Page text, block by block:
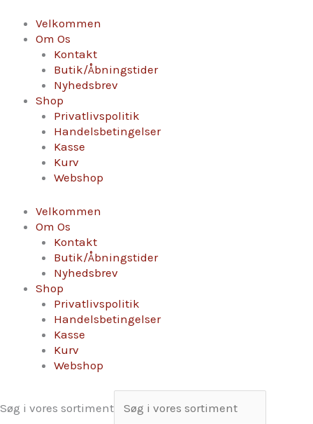
indholdet
Velkommen
Om Os
Kontakt
Butik/Åbningstider
Nyhedsbrev
Shop
Privatlivspolitik
Handelsbetingelser
Kasse
Kurv
Webshop
Velkommen
Om Os
Kontakt
Butik/Åbningstider
Nyhedsbrev
Shop
Privatlivspolitik
Handelsbetingelser
Kasse
Kurv
Webshop
Søg i vores sortiment
Expresion